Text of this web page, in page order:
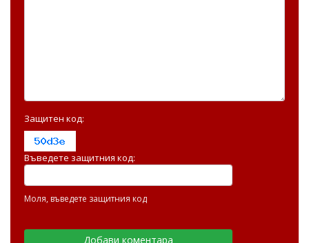
Защитен код:
Въведете защитния код:
Моля, въведете защитния код